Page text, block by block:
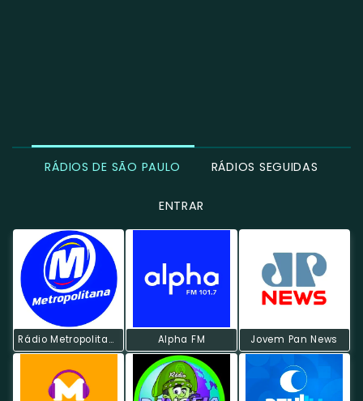
RÁDIOS DE SÃO PAULO RÁDIOS SEGUIDAS
ENTRAR
Rádio Metropolitana POP Alpha FM Jovem Pan News